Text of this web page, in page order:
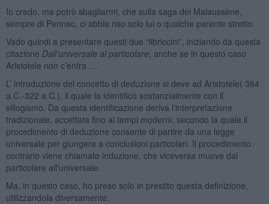
Io credo, ma potrò sbagliarmi, che sulla saga dei Malaussène,
sempre di Pennac, ci abbia riso solo lui o qualche parente stretto.
Vado quindi a presentare questi due “libriccini”, iniziando da questa
citazione Dall’universale al particolare , anche se in questo caso
Aristotele non c’entra …
L’ introduzione del concetto di deduzione si deve ad Aristotele( 384
a.C.-322 a.C.), il quale la identificò sostanzialmente con il
sillogismo. Da questa identificazione deriva l'interpretazione
tradizionale, accettata fino ai tempi moderni, secondo la quale il
procedimento di deduzione consente di partire da una legge
universale per giungere a conclusioni particolari. Il procedimento
contrario viene chiamato induzione, che viceversa muove dal
particolare all'universale.
Ma, in questo caso, ho preso solo in prestito questa definizione,
utilizzandola diversamente.